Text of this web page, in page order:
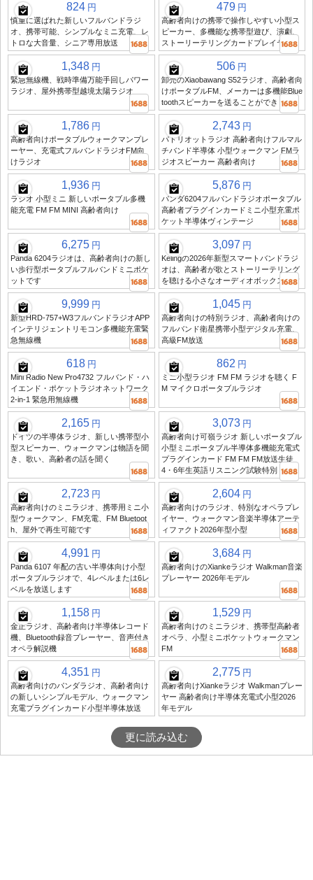
824 円
慎重に選ばれた新しいフルバンドラジ
オ、携帯可能、シンプルなミニ充電、レ
トロな大音量、シニア専用放送
479 円
高齢者向けの携帯で操作しやすい小型ス
ピーカー、多機能な携帯型遊び、演劇、
ストーリーテリングカードプレイヤー
1,348 円
緊急無線機、戦時準備万能手回しパワー
ラジオ、屋外携帯型越境太陽ラジオ
506 円
卸売のXiaobawang S52ラジオ、高齢者向
けポータブルFM、メーカーは多機能Blue
toothスピーカーを送ることができます
1,786 円
高齢者向けポータブルウォークマンプレ
ーヤー、充電式フルバンドラジオFM向
けラジオ
2,743 円
パトリオットラジオ 高齢者向けフルマル
チバンド半導体 小型ウォークマン FMラ
ジオスピーカー 高齢者向け
1,936 円
ラジオ 小型ミニ 新しいポータブル多機
能充電 FM FM MINI 高齢者向け
5,876 円
パンダ6204フルバンドラジオポータブル
高齢者プラグインカードミニ小型充電ポ
ケット半導体ヴィンテージ
6,275 円
Panda 6204ラジオは、高齢者向けの新し
い歩行型ポータブルフルバンドミニポケ
ットです
3,097 円
Kelingの2026年新型スマートバンドラジ
オは、高齢者が歌とストーリーテリング
を聴ける小さなオーディオボックスです
9,999 円
新型HRD-757+W3フルバンドラジオAPP
インテリジェントリモコン多機能充電緊
急無線機
1,045 円
高齢者向けの特別ラジオ、高齢者向けの
フルバンド衛星携帯小型デジタル充電、
高級FM放送
618 円
Mini Radio New Pro4732 フルバンド・ハ
イエンド・ポケットラジオネットワーク
2-in-1 緊急用無線機
862 円
ミニ小型ラジオ FM FM ラジオを聴く F
M マイクロポータブルラジオ
2,165 円
ドイツの半導体ラジオ、新しい携帯型小
型スピーカー、ウォークマンは物語を聞
き、歌い、高齢者の話を聞く
3,073 円
高齢者向け可嶺ラジオ 新しいポータブル
小型ミニポータブル半導体多機能充電式
プラグインカード FM FM FM放送生徒
4・6年生英語リスニング試験特別
2,723 円
高齢者向けのミニラジオ、携帯用ミニ小
型ウォークマン、FM充電、FM Bluetoot
h、屋外で再生可能です
2,604 円
高齢者向けのラジオ、特別なオペラプレ
イヤー、ウォークマン音楽半導体アーテ
ィファクト2026年型小型
4,991 円
Panda 6107 年配の古い半導体向け小型
ポータブルラジオで、4レベルまたは6レ
ベルを放送します
3,684 円
高齢者向けのXiankeラジオ Walkman音楽
プレーヤー 2026年モデル
1,158 円
金正ラジオ、高齢者向け半導体レコード
機、Bluetooth録音プレーヤー、音声付き
オペラ解説機
1,529 円
高齢者向けのミニラジオ、携帯型高齢者
オペラ、小型ミニポケットウォークマン
FM
4,351 円
高齢者向けのパンダラジオ、高齢者向け
の新しいシンプルモデル、ウォークマン
充電プラグインカード小型半導体放送
2,775 円
高齢者向けXiankeラジオ Walkmanプレー
ヤー 高齢者向け半導体充電式小型2026
年モデル
更に読み込む